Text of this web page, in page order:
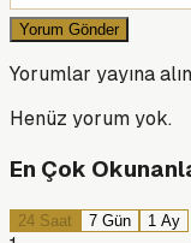
Yorum Gönder
Yorumlar yayına
Henüz yorum yok.
En Çok
24 Saat 7 Gün 1 Ay